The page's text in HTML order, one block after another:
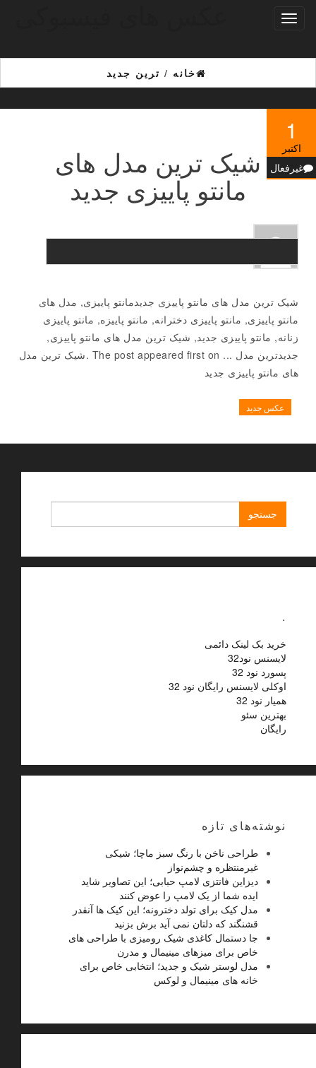
تغییر
خانه/ ترین جدید
1
اکتبر
غیرفعال
شیک ترین مدل های
مانتو پاییزی جدید
شیک ترین مدل های مانتو پاییزی جدیدمانتو پاییزی, مدل های
مانتو پاییزی, مانتو پاییزی دخترانه, مانتو پاییزه, مانتو پاییزی
زنانه, مانتو پاییزی جدید, شیک ترین مدل های مانتو پاییزی,
جدیدترین مدل ... The post appeared first on .شیک ترین مدل
های مانتو پاییزی جدید
عکس جدید
برای:
خرید بک لینک دائمی
لایسنس نود32
پسورد نود 32
اوکلی لایسنس رایگان نود 32
همیار نود 32
بهترین سئو
رایگان
نوشته‌های تازه
طراحی ناخن با رنگ سبز ماچا؛ شیکی
غیرمنتظره و چشم‌نواز
دیزاین فانتزی لامپ حبابی؛ این تصاویر شاید
ایده شما از یک لامپ را عوض کنند
مدل کیک برای تولد دخترونه؛ این کیک ها آنقدر
قشنگند که دلتان نمی آید برش بزنید
جا دستمال کاغذی شیک رومیزی با طراحی های
خاص برای میزهای مینیمال و مدرن
مدل لوستر شیک و جدید؛ انتخابی خاص برای
خانه های مینیمال و لوکس